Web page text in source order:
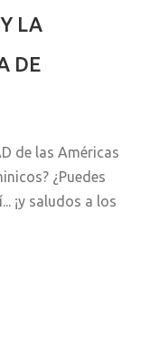
LA
DE
de las Américas
¿Puedes
¡y saludos a los